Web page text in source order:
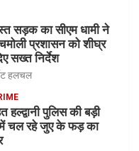
सड़क का सीएम धामी ने
प्रशासन को शीघ्र
सख्त निर्देश
हलचल
पुलिस की बड़ी
में चल रहे जुए के फड़ का